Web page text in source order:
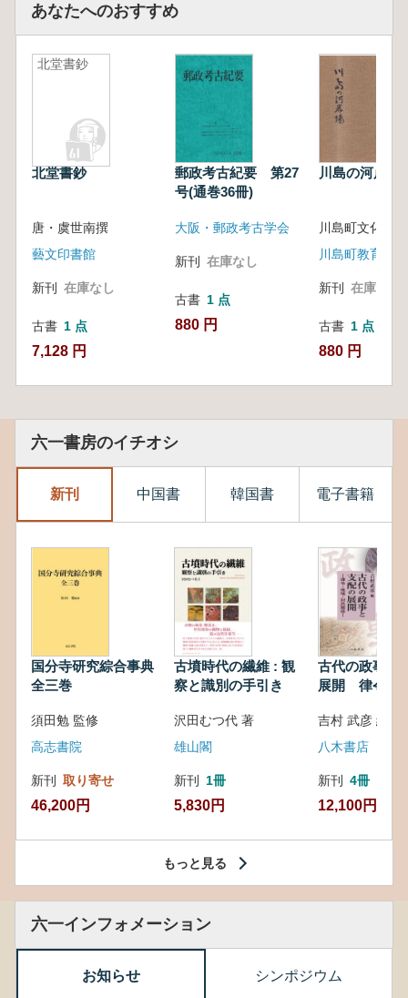
あなたへのおすすめ
北堂書鈔
北堂書鈔
唐・虞世南撰
藝文印書館
新刊 在庫なし
古書 1 点
7,128 円
郵政考古紀要 第27
号(通巻36冊)
大阪・郵政考古学会
新刊 在庫なし
古書 1 点
880 円
川島の河岸場
新刊 在庫なし
古書 1 点
880 円
六一書房のイチオシ
新刊 中国書 韓国書 電子書籍
国分寺研究綜合事典
全三巻
須田勉 監修
高志書院
新刊 取り寄せ
46,200円
古墳時代の繊維 : 観
察と識別の手引き
沢田むつ代 著
雄山閣
新刊 1冊
5,830円
古代の政事と
展開 律令・
吉村 武彦 編集
八木書店
新刊 4冊
12,100円
もっと見る
六一インフォメーション
お知らせ シンポジウム